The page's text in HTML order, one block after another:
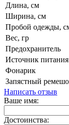
Длина, см
Ширина, см
Пробой одежды,
Вес, гр
Предохранитель
Источник питания
Фонарик
Запястный
Написать отзыв
Ваше имя:
Достоинства: